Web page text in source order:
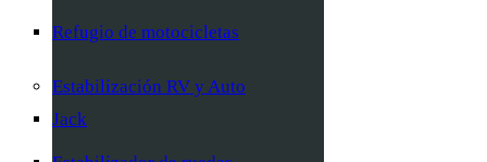
Refugio de motocicletas
Estabilización RV y Auto
Jack